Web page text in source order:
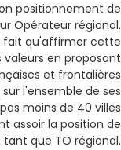
positionnement de
Opérateur régional.
fait qu'affirmer cette
valeurs en proposant
et frontalières
l'ensemble de ses
moins de 40 villes
assoir la position de
tant que TO régional.